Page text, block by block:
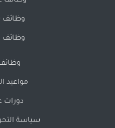
وظائف
وظائف
مواعيد
دورات
سياسة